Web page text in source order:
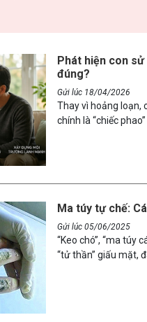
Phát hiện con
đúng?
Gửi lúc 18/04/2026
Thay vì hoảng loạn,
chính là “chiếc
Ma túy tự chế:
Gửi lúc 05/06/2025
“Keo chó”, “ma túy
“tử thần” giấu mặt,